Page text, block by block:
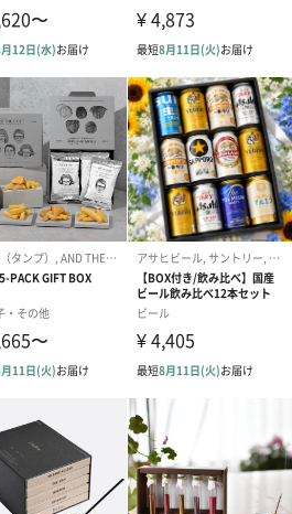
リーンと艶やかで深みのあるフロー
とエキゾチックで華やかなフローラ
香り
消し、くゆらせてください。
漂ってくるほ のかな香りをお楽しみ